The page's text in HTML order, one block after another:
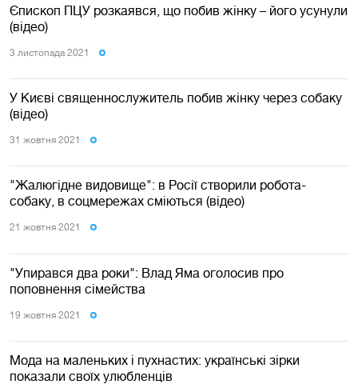
Єпископ ПЦУ розкаявся, що побив жінку – його усунули
(відео)
3 листопада 2021
У Києві священнослужитель побив жінку через собаку
(відео)
31 жовтня 2021
"Жалюгідне видовище": в Росії створили робота-
собаку, в соцмережах сміються (відео)
21 жовтня 2021
"Упирався два роки": Влад Яма оголосив про
поповнення сімейства
19 жовтня 2021
Мода на маленьких і пухнастих: українські зірки
показали своїх улюбленців